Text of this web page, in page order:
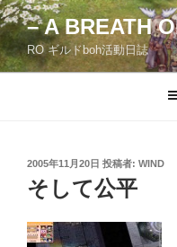
コ
ン
テ
ン
– A BREATH
RO ギルドboh活動日誌
投
稿
日:
2005年11月20日 投稿者: WIND
そして公平